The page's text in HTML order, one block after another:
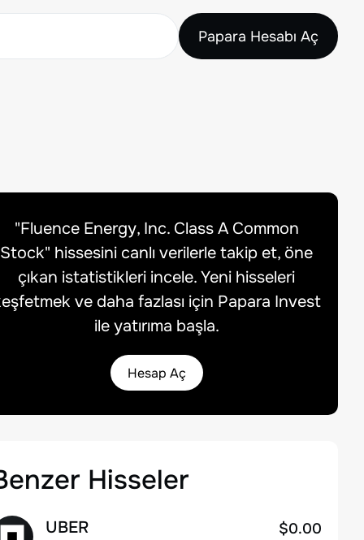
Papara Hesabı Aç
"Fluence Energy, Inc. Class A Common
Stock" hissesini canlı verilerle takip et, öne
çıkan istatistikleri incele. Yeni hisseleri
ve daha fazlası için Papara Invest
ile yatırıma başla.
Hesap Aç
Hisseler
UBER $0.00